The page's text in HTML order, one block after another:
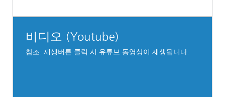
비디오 (Youtube)
참조: 재생버튼 클릭 시 유튜브 동영상이 재생됩니다.